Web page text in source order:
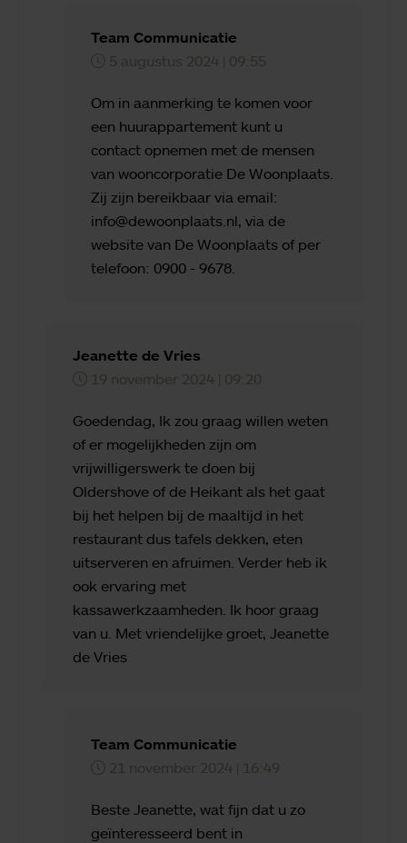
Team Communicatie
5 augustus 2024 | 09:55
Om in aanmerking te komen voor
een huurappartement kunt u
contact opnemen met de mensen
van wooncorporatie De Woonplaats.
Zij zijn bereikbaar via email:
info@dewoonplaats.nl, via de
website van De Woonplaats of per
telefoon: 0900 - 9678.
Jeanette de Vries
19 november 2024 | 09:20
Goedendag, Ik zou graag willen weten
of er mogelijkheden zijn om
vrijwilligerswerk te doen bij
Oldershove of de Heikant als het gaat
bij het helpen bij de maaltijd in het
restaurant dus tafels dekken, eten
uitserveren en afruimen. Verder heb ik
ook ervaring met
kassawerkzaamheden. Ik hoor graag
van u. Met vriendelijke groet, Jeanette
de Vries
Team Communicatie
21 november 2024 | 16:49
Beste Jeanette, wat fijn dat u zo
geïnteresseerd bent in